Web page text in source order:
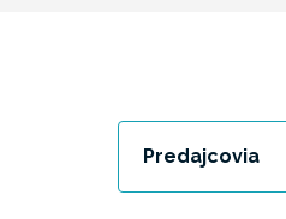
Predajcovia